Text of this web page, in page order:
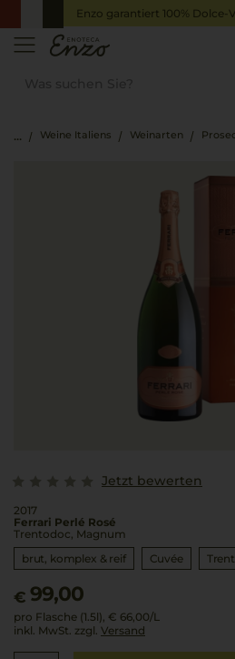
Enzo garantiert 100% Dolce-
Weine Italiens Weinarten
Jetzt bewerten
2017
Ferrari Perlé Rosé
Trentodoc, Magnum
brut, komplex & reif
Cuvée
€ 99,00
pro Flasche (1.5l), € 66,00/L
inkl. MwSt. zzgl. Versand